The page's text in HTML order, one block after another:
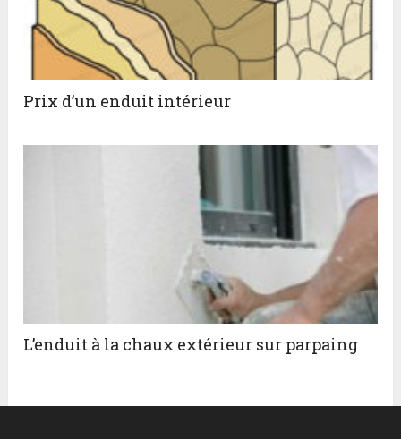
Prix d’un enduit intérieur
L’enduit à la chaux extérieur sur parpaing